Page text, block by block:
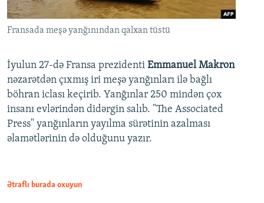
Fransada meşə yanğınından qalxan tüstü
İyulun 27-də Fransa prezidenti Emmanuel Makron
nəzarətdən çıxmış iri meşə yanğınları ilə bağlı
böhran iclası keçirib. Yanğınlar 250 mindən çox
insanı evlərindən didərgin salıb. "The Associated
Press" yanğınların yayılma sürətinin azalması
əlamətlərinin də olduğunu yazır.
Ətraflı burada oxuyun